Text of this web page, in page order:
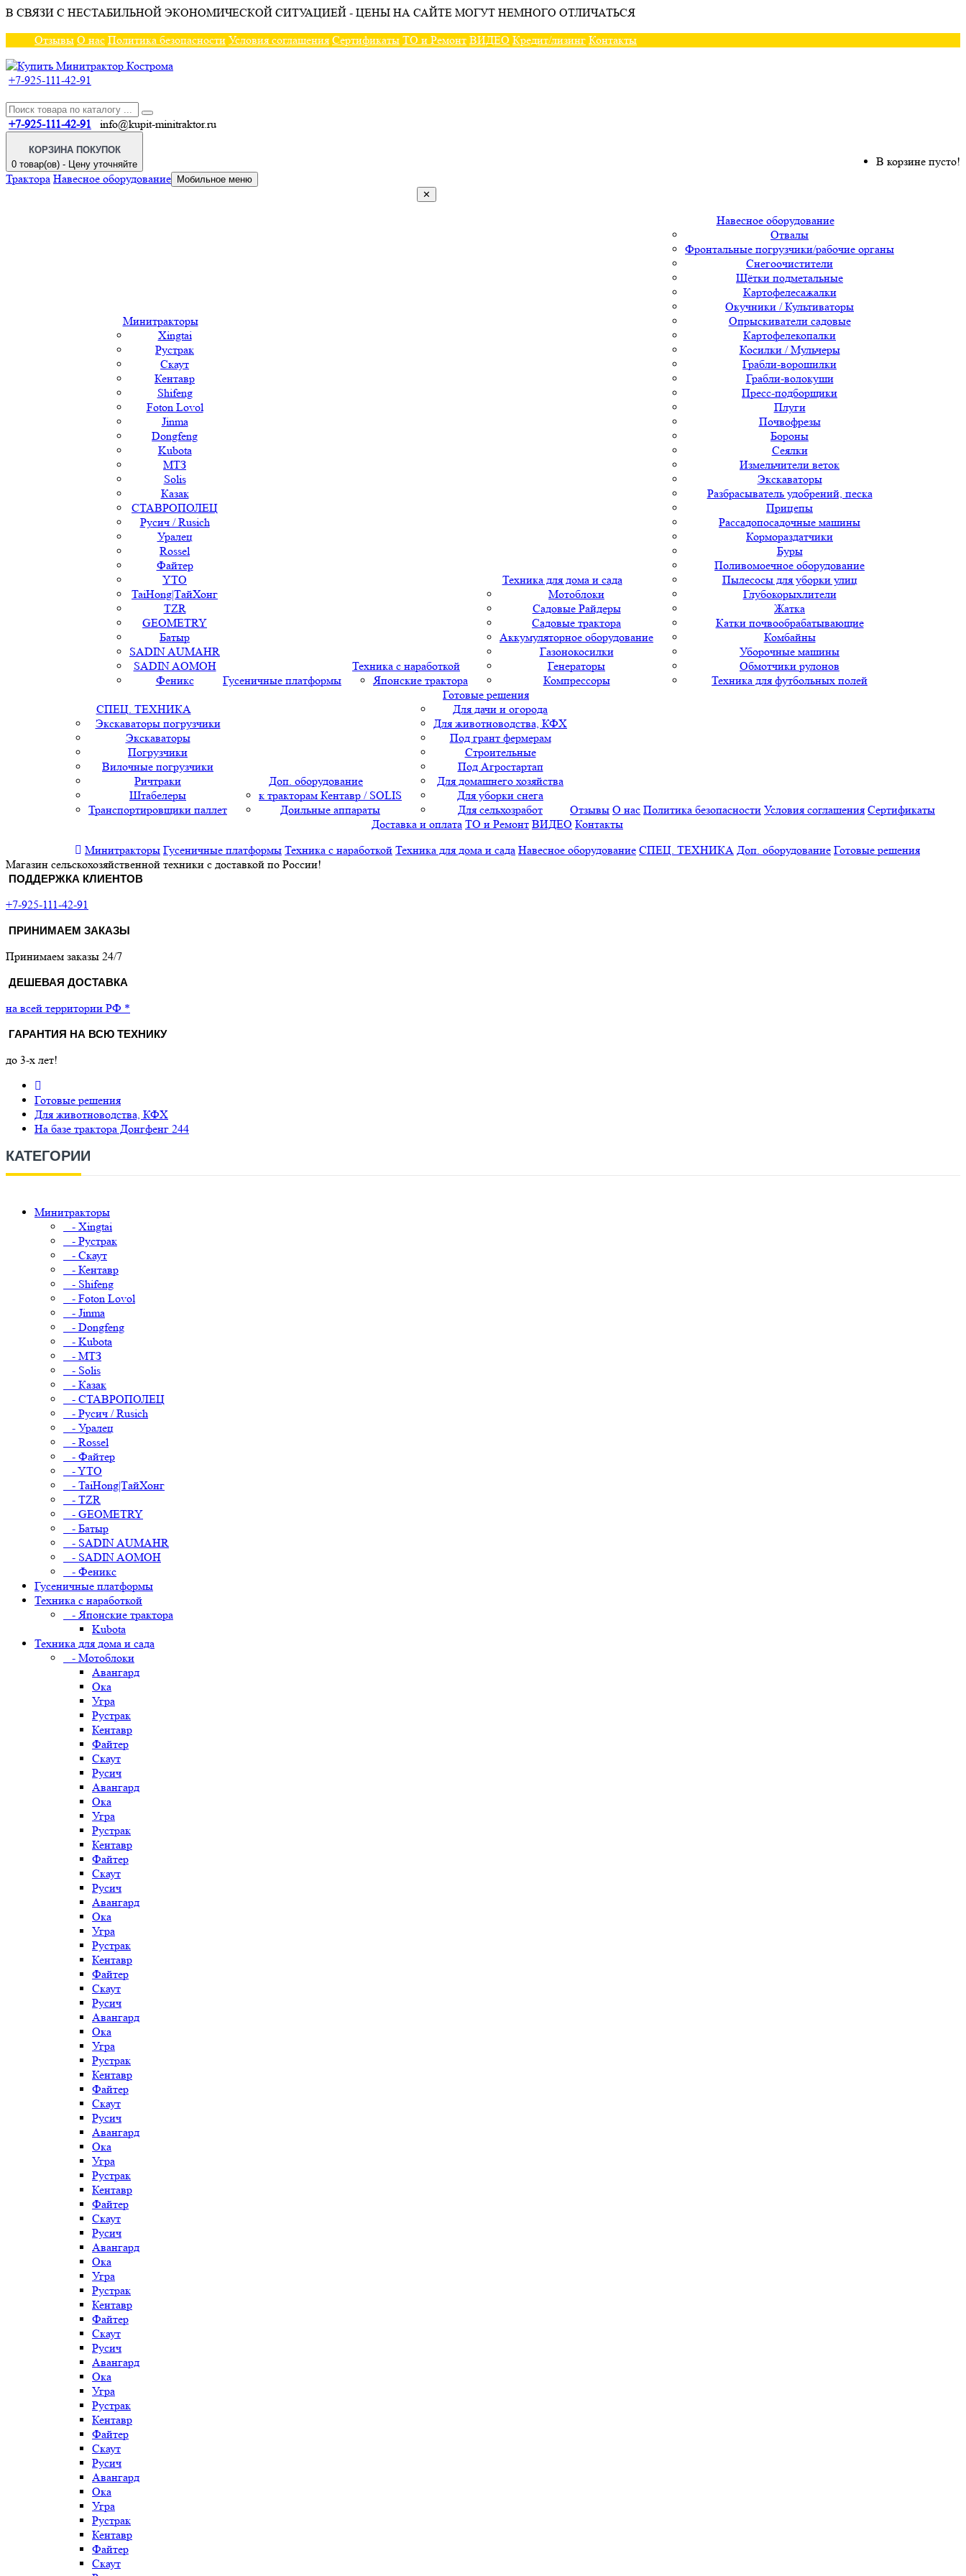
В СВЯЗИ С НЕСТАБИЛЬНОЙ ЭКОНОМИЧЕСКОЙ СИТУАЦИЕЙ - ЦЕНЫ НА САЙТЕ МОГУТ НЕМНОГО ОТЛИЧАТЬСЯ
Отзывы О нас Политика безопасности Условия соглашения Сертификаты ТО и Ремонт ВИДЕО Кредит/лизинг Контакты
+7-925-111-42-91
+7-925-111-42-91 info@kupit-minitraktor.ru
КОРЗИНА ПОКУПОК
0 товар(ов) - Цену уточняйте
В корзине пусто!
Трактора Навесное оборудование
Мобильное меню
✕
Минитракторы
Xingtai
Рустрак
Скаут
Кентавр
Shifeng
Foton Lovol
Jinma
Dongfeng
Kubota
МТЗ
Solis
Казак
СТАВРОПОЛЕЦ
Русич / Rusich
Уралец
Rossel
Файтер
YTO
TaiHong|ТайХонг
TZR
GEOMETRY
Батыр
SADIN AUMAHR
SADIN AOMOH
Феникс
Гусеничные платформы
Техника с наработкой
Японские трактора
Техника для дома и сада
Мотоблоки
Садовые Райдеры
Садовые трактора
Аккумуляторное оборудование
Газонокосилки
Генераторы
Компрессоры
Навесное оборудование
Отвалы
Фронтальные погрузчики/рабочие органы
Снегоочистители
Щётки подметальные
Картофелесажалки
Окучники / Культиваторы
Опрыскиватели садовые
Картофелекопалки
Косилки / Мульчеры
Грабли-ворошилки
Грабли-волокуши
Пресс-подборщики
Плуги
Почвофрезы
Бороны
Сеялки
Измельчители веток
Экскаваторы
Разбрасыватель удобрений, песка
Прицепы
Рассадопосадочные машины
Кормораздатчики
Буры
Поливомоечное оборудование
Пылесосы для уборки улиц
Глубокорыхлители
Жатка
Катки почвообрабатывающие
Комбайны
Уборочные машины
Обмотчики рулонов
Техника для футбольных полей
СПЕЦ. ТЕХНИКА
Экскаваторы погрузчики
Экскаваторы
Погрузчики
Вилочные погрузчики
Ричтраки
Штабелеры
Транспортировщики паллет
Доп. оборудование
к тракторам Кентавр / SOLIS
Доильные аппараты
Готовые решения
Для дачи и огорода
Для животноводства, КФХ
Под грант фермерам
Строительные
Под Агростартап
Для домашнего хозяйства
Для уборки снега
Для сельхозработ
Отзывы О нас Политика безопасности Условия соглашения Сертификаты
Доставка и оплата ТО и Ремонт ВИДЕО Контакты
Минитракторы Гусеничные платформы Техника с наработкой Техника для дома и сада Навесное оборудование СПЕЦ. ТЕХНИКА Доп. оборудование Готовые решения
Магазин сельскохозяйственной техники с доставкой по России!
ПОДДЕРЖКА КЛИЕНТОВ
+7-925-111-42-91
ПРИНИМАЕМ ЗАКАЗЫ
Принимаем заказы 24/7
ДЕШЕВАЯ ДОСТАВКА
на всей территории РФ *
ГАРАНТИЯ НА ВСЮ ТЕХНИКУ
до 3-х лет!
Готовые решения
Для животноводства, КФХ
На базе трактора Донгфенг 244
КАТЕГОРИИ
Минитракторы
- Xingtai
- Рустрак
- Скаут
- Кентавр
- Shifeng
- Foton Lovol
- Jinma
- Dongfeng
- Kubota
- МТЗ
- Solis
- Казак
- СТАВРОПОЛЕЦ
- Русич / Rusich
- Уралец
- Rossel
- Файтер
- YTO
- TaiHong|ТайХонг
- TZR
- GEOMETRY
- Батыр
- SADIN AUMAHR
- SADIN AOMOH
- Феникс
Гусеничные платформы
Техника с наработкой
- Японские трактора
Kubota
Техника для дома и сада
- Мотоблоки
Авангард
Ока
Угра
Рустрак
Кентавр
Файтер
Скаут
Русич
Авангард
Ока
Угра
Рустрак
Кентавр
Файтер
Скаут
Русич
Авангард
Ока
Угра
Рустрак
Кентавр
Файтер
Скаут
Русич
Авангард
Ока
Угра
Рустрак
Кентавр
Файтер
Скаут
Русич
Авангард
Ока
Угра
Рустрак
Кентавр
Файтер
Скаут
Русич
Авангард
Ока
Угра
Рустрак
Кентавр
Файтер
Скаут
Русич
Авангард
Ока
Угра
Рустрак
Кентавр
Файтер
Скаут
Русич
Авангард
Ока
Угра
Рустрак
Кентавр
Файтер
Скаут